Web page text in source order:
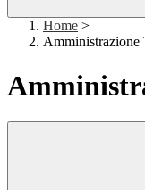
Home >
Amministrazione